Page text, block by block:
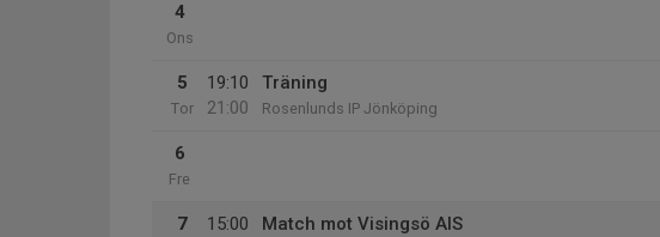
4
Ons
5
Tor
19:10
21:00
Träning
Rosenlunds IP Jönköping
6
Fre
7
15:00
Match mot Visingsö AIS